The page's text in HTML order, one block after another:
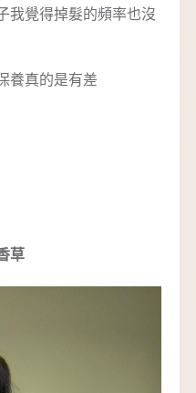
我覺得掉髮的頻率也沒
養真的是有差
草